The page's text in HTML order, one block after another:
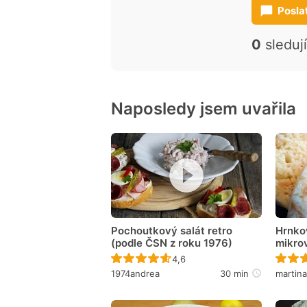
0
Naposledy jsem uvařila
Pochoutkový salát retro
(podle ČSN z roku 1976)
Recept ještě nebyl hodnocen
4,6
1974andrea
30 min